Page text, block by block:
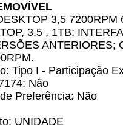
3,5
3.5 , 1TB;
ANTERIORES;
Tipo I - Participação
Não
Preferência: Não
UNIDADE